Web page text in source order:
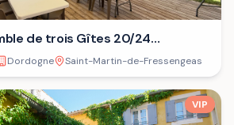
de trois Gîtes 20/24
Dordogne Saint-Martin-de-Fressengeas
VIP